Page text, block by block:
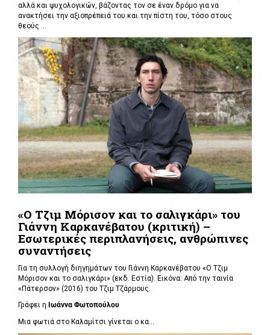
αλλά και ψυχολογικών, βάζοντας τον σε έναν δρόμο για να
ανακτήσει την αξιοπρέπειά του και την πίστη του, τόσο στους
θεούς ...
«Ο Τζιμ Μόρισον και το σαλιγκάρι» του
Γιάννη Καρκανέβατου (κριτική) –
Εσωτερικές περιπλανήσεις, ανθρώπινες
συναντήσεις
Για τη συλλογή διηγημάτων του Γιάννη Καρκανέβατου «Ο Τζιμ
Μόρισον και το σαλιγκάρι» (εκδ. Εστία). Εικόνα: Από την ταινία
«Πάτερσον» (2016) του Τζιμ Τζάρμους.
Γράφει η Ιωάννα Φωτοπούλου
Μια φωτιά στο Καλαμίτσι γίνεται ο κα...